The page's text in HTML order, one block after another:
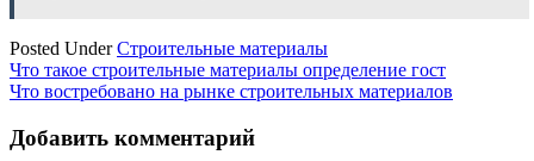
Posted UnderСтроительные материалы
Навигация
по
записям
Что такое строительные материалы определение гост
Что востребовано на рынке строительных материалов
Добавить комментарий